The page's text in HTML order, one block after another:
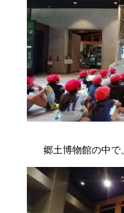
郷土博物館の中で